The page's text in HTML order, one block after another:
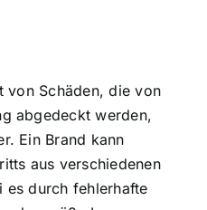
von Schäden, die von
abgedeckt werden,
Ein Brand kann
aus verschiedenen
es durch fehlerhafte